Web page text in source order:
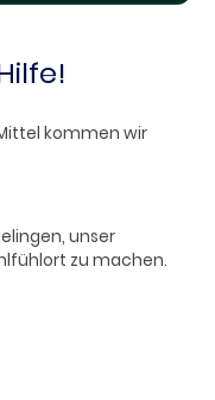
kommen wir
unser
zu machen.